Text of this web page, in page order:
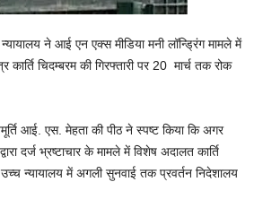
ने आई एन एक्स मीडिया मनी लॉन्ड्रिंग मामले में
कार्ति चिदम्बरम की गिरफ्तारी पर 20 मार्च तक रोक
आई. एस. मेहता की पीठ ने स्पष्ट किया कि अगर
द्वारा दर्ज भ्रष्टाचार के मामले में विशेष अदालत कार्ति
न्यायालय में अगली सुनवाई तक प्रवर्तन निदेशालय